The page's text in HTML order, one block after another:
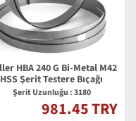
HBA 240 G Bi-Metal M42
HSS Şerit Testere Bıçağı
Şerit Uzunluğu : 3180
981.45 TRY